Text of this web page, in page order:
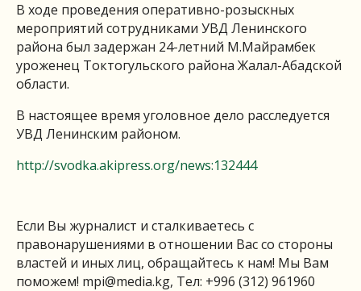
В ходе проведения оперативно-розыскных
мероприятий сотрудниками УВД Ленинского
района был задержан 24-летний М.Майрамбек
уроженец Токтогульского района Жалал-Абадской
области.
В настоящее время уголовное дело расследуется
УВД Ленинским районом.
http://svodka.akipress.org/news:132444
Если Вы журналист и сталкиваетесь с
правонарушениями в отношении Вас со стороны
властей и иных лиц, обращайтесь к нам! Мы Вам
поможем! mpi@media.kg, Тел: +996 (312) 961960